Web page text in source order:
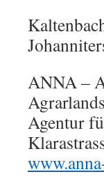
ANNA –
Agentur